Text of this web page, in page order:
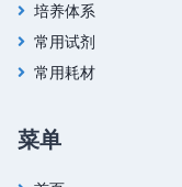
培养体系
常用试剂
常用耗材
菜单